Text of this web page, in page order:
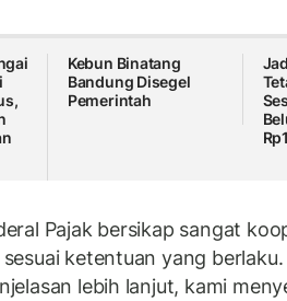
Kebun Binatang
Bandung Disegel
Pemerintah
Pajak bersikap sangat
ketentuan yang
lebih lanjut, kami